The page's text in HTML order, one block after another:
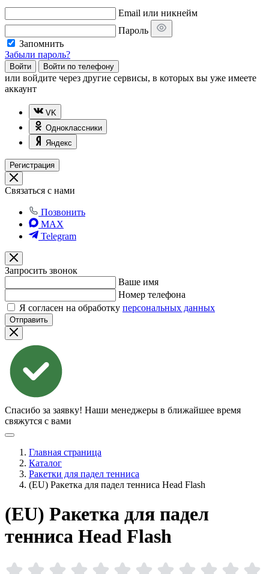
Email или никнейм
Пароль
Запомнить
Забыли пароль?
Войти Войти по телефону
или войдите через другие сервисы, в которых вы уже имеете
аккаунт
VK
Одноклассники
Яндекс
Регистрация
Связаться с нами
Позвонить
MAX
Telegram
Запросить звонок
Ваше имя
Номер телефона
Я согласен на обработку персональных данных
Отправить
Спасибо за заявку! Наши менеджеры в ближайшее время
свяжутся с вами
Главная страница
Каталог
Ракетки для падел тенниса
(EU) Ракетка для падел тенниса Head Flash
(EU) Ракетка для падел
тенниса Head Flash